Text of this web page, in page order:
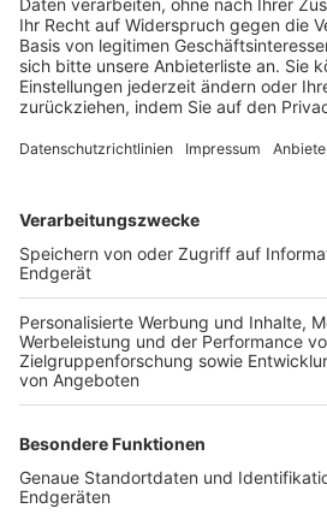
Trainerbörse
Login SpielPlus
FOLGE DEM BFV
TOP-VEREINE
TOP-PARTNER